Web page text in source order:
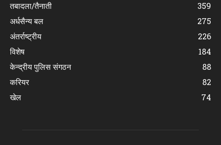
तबादला/तैनाती
359
अर्धसैन्य बल
275
अंतर्राष्ट्रीय
226
विशेष
184
केन्द्रीय पुलिस संगठन
88
करियर
82
खेल
74